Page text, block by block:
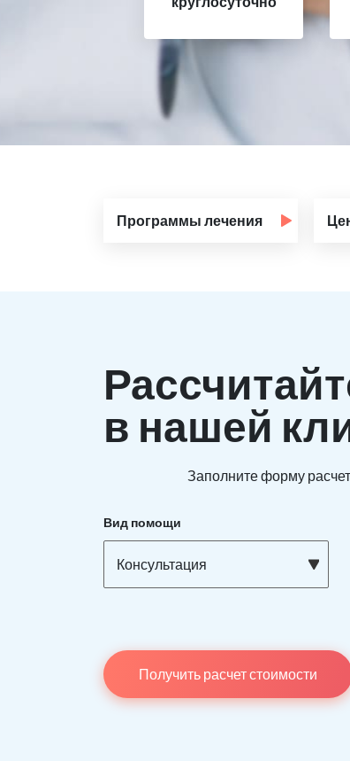
Программы лечения
в нашей
Заполните форму
Вид помощи
Консультация
Получить расчет стоимости